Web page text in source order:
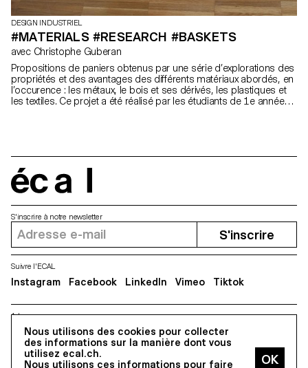
DESIGN INDUSTRIEL
#MATERIALS #RESEARCH #BASKETS
avec Christophe Guberan
Propositions de paniers obtenus par une série d’explorations des
propriétés et des avantages des différents matériaux abordés, en
l’occurence : les métaux, le bois et ses dérivés, les plastiques et
les textiles. Ce projet a été réalisé par les étudiants de 1e année
Nous utilisons des cookies pour collecter
des informations sur la manière dont vous
utilisez ecal.ch.
Nous utilisons ces informations pour faire
Adresse
5, avenue du Temple, CH-1020 Renens
S'inscrire à notre newsletter
S'inscrire
Suivre l'ECAL
Instagram Facebook LinkedIn Vimeo Tiktok
Tous droits réservés @2026